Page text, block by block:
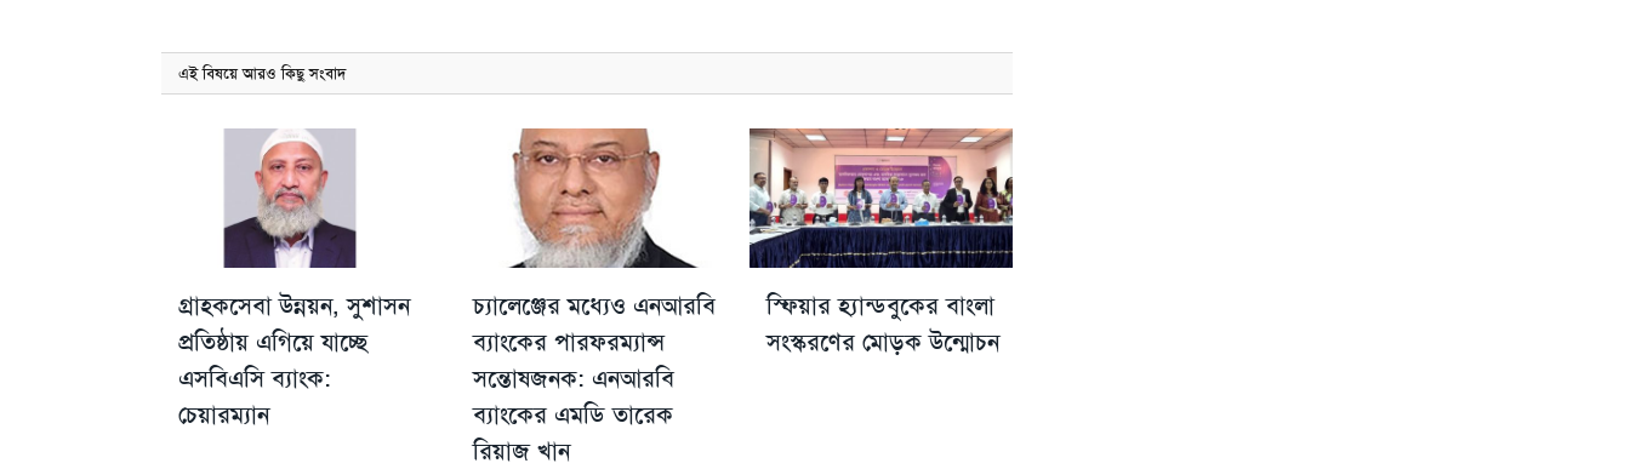
এই বিষয়ে আরও কিছু সংবাদ
গ্রাহকসেবা উন্নয়ন, সুশাসন
প্রতিষ্ঠায় এগিয়ে যাচ্ছে
এসবিএসি ব্যাংক:
চেয়ারম্যান
চ্যালেঞ্জের মধ্যেও এনআরবি
ব্যাংকের পারফরম্যান্স
সন্তোষজনক: এনআরবি
ব্যাংকের এমডি তারেক
রিয়াজ খান
স্ফিয়ার হ্যান্ডবুকের বাংলা
সংস্করণের মোড়ক উন্মোচন